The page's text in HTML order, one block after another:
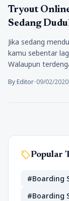
Pendidikan
Tryout
Sedang
Jika sedang
kamu sebentar
Walaupun
By Editor•09/02/2020
sellPopular
#Boarding
#Boarding